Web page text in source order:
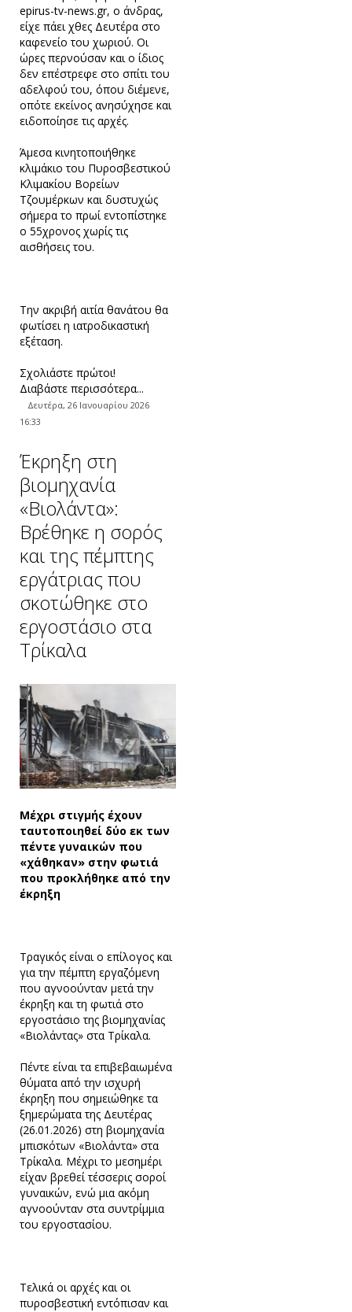
epirus-tv-news.gr, ο άνδρας,
είχε πάει χθες Δευτέρα στο
καφενείο του χωριού. Οι
ώρες περνούσαν και ο ίδιος
δεν επέστρεφε στο σπίτι του
αδελφού του, όπου διέμενε,
οπότε εκείνος ανησύχησε και
ειδοποίησε τις αρχές.
Άμεσα κινητοποιήθηκε
κλιμάκιο του Πυροσβεστικού
Κλιμακίου Βορείων
Τζουμέρκων και δυστυχώς
σήμερα το πρωί εντοπίστηκε
ο 55χρονος χωρίς τις
αισθήσεις του.
Την ακριβή αιτία θανάτου θα
φωτίσει η ιατροδικαστική
εξέταση.
Σχολιάστε πρώτοι!
Διαβάστε περισσότερα...
Δευτέρα, 26 Ιανουαρίου 2026
16:33
Έκρηξη στη
βιομηχανία
«Βιολάντα»:
Βρέθηκε η σορός
και της πέμπτης
εργάτριας που
σκοτώθηκε στο
εργοστάσιο στα
Τρίκαλα
Μέχρι στιγμής έχουν
ταυτοποιηθεί δύο εκ των
πέντε γυναικών που
«χάθηκαν» στην φωτιά
που προκλήθηκε από την
έκρηξη
Τραγικός είναι ο επίλογος και
για την πέμπτη εργαζόμενη
που αγνοούνταν μετά την
έκρηξη και τη φωτιά στο
εργοστάσιο της βιομηχανίας
«Βιολάντας» στα Τρίκαλα.
Πέντε είναι τα επιβεβαιωμένα
θύματα από την ισχυρή
έκρηξη που σημειώθηκε τα
ξημερώματα της Δευτέρας
(26.01.2026) στη βιομηχανία
μπισκότων «Βιολάντα» στα
Τρίκαλα. Μέχρι το μεσημέρι
είχαν βρεθεί τέσσερις σοροί
γυναικών, ενώ μια ακόμη
αγνοούνταν στα συντρίμμια
του εργοστασίου.
Τελικά οι αρχές και οι
πυροσβεστική εντόπισαν και